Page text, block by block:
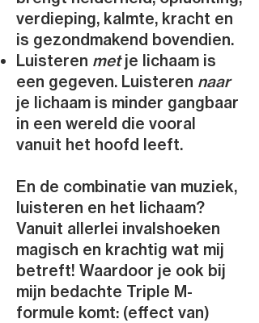
verdieping, kalmte, kracht en
is gezondmakend bovendien.
Luisteren metje lichaam is
een gegeven. Luisteren naar
je lichaam is minder gangbaar
in een wereld die vooral
vanuit het hoofd leeft.
En de combinatie van muziek,
luisteren en het lichaam?
Vanuit allerlei invalshoeken
magisch en krachtig wat mij
betreft! Waardoor je ook bij
mijn bedachte Triple M-
formule komt: (effect van)